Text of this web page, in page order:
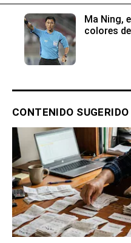
Ma Ning,
colores
CONTENIDO SUGERIDO